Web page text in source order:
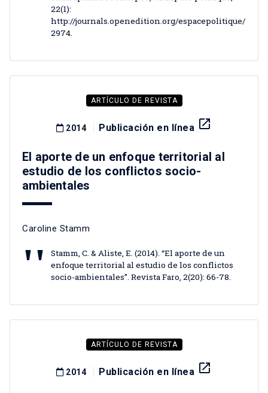
22(1):
http://journals.openedition.org/espacepolitique/
2974.
ARTÍCULO DE REVISTA
2014 Publicación en línea launch
El aporte de un enfoque territorial al
estudio de los conflictos socio-
ambientales
Caroline Stamm
Stamm, C. & Aliste, E. (2014). “El aporte de un
enfoque territorial al estudio de los conflictos
socio-ambientales”. Revista Faro, 2(20): 66-78.
ARTÍCULO DE REVISTA
2014 Publicación en línea launch